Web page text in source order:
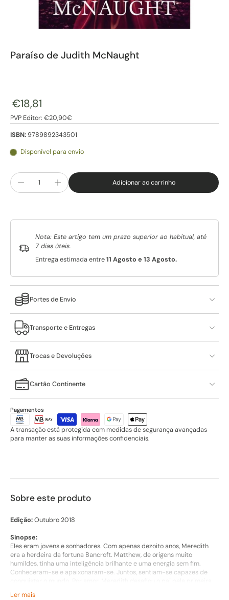
Paraíso de Judith McNaught
€18,81
PVP Editor: €20,90€
ISBN:9789892343501
Disponível para envio
Adicionar ao carrinho
Nota: Este artigo tem um prazo superior ao habitual, até
7 dias úteis.
Entrega estimada entre11 Agosto e 13 Agosto.
Portes de Envio
Transporte e Entregas
Trocas e Devoluções
Cartão Continente
Pagamentos
A transação está protegida com medidas de segurança avançadas
para manter as suas informações confidenciais.
Sobre este produto
Edição:Outubro 2018
Sinopse:
Eles eram jovens e sonhadores. Com apenas dezoito anos, Meredith
era a herdeira da fortuna Bancroft. Matthew, de origens muito
humildes, tinha uma inteligência brilhante e uma energia sem fim.
Conheceram-se e apaixonaram-se. Juntos, sentiam-se capazes de
Ler mais